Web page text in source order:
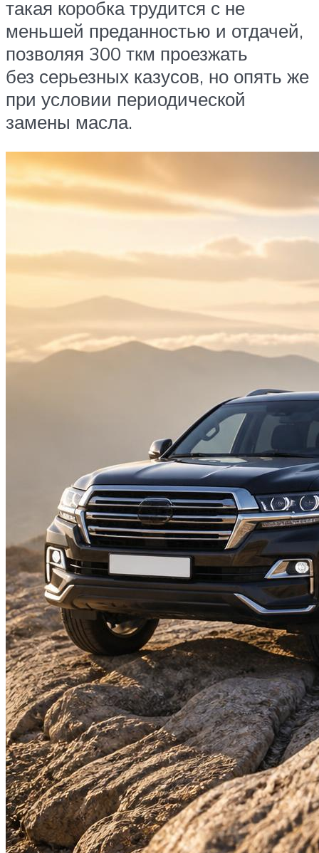
такая коробка трудится с не
меньшей преданностью и отдачей,
позволяя 300 ткм проезжать
без серьезных казусов, но опять же
при условии периодической
замены масла.